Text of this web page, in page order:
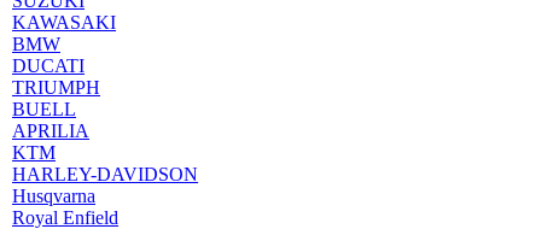
KAWASAKI
BMW
DUCATI
TRIUMPH
BUELL
APRILIA
KTM
HARLEY-DAVIDSON
Husqvarna
Royal Enfield